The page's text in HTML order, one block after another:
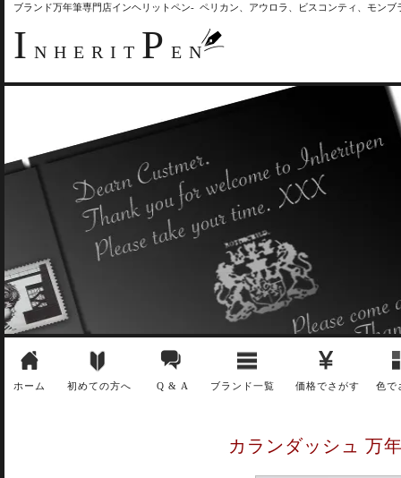
ブランド万年筆専門店インヘリットペン- ペリカン、アウロラ、ビスコンティ、モン
I NHERIT P EN
ホーム 初めての方へ Q & A ブランド一覧 価格でさがす 色で
カランダッシュ 万